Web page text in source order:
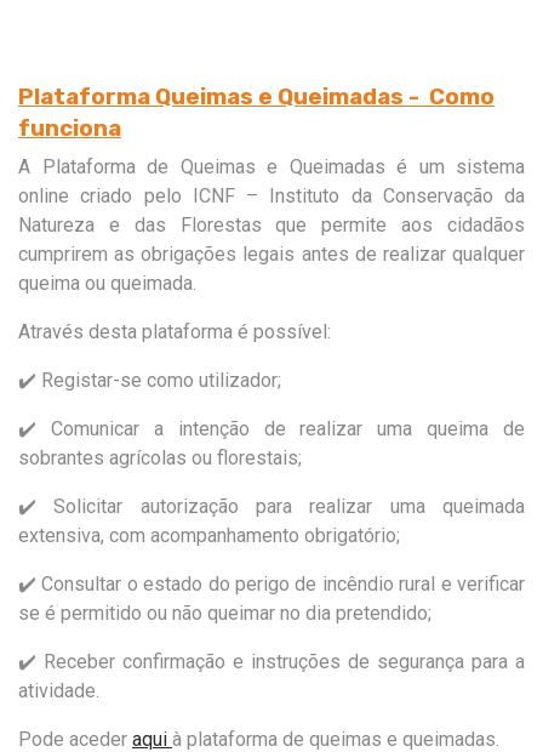
Plataforma Queimas e Queimadas - Como
funciona
A Plataforma de Queimas e Queimadas é um sistema
online criado pelo ICNF – Instituto da Conservação da
Natureza e das Florestas que permite aos cidadãos
cumprirem as obrigações legais antes de realizar qualquer
queima ou queimada.
​Através desta plataforma é possível:
​✔️ Registar-se como utilizador;
✔️ Comunicar a intenção de realizar uma queima de
sobrantes agrícolas ou florestais;
✔️ Solicitar autorização para realizar uma queimada
extensiva, com acompanhamento obrigatório;
✔️ Consultar o estado do perigo de incêndio rural e verificar
se é permitido ou não queimar no dia pretendido;
✔️ Receber confirmação e instruções de segurança para a
atividade.
Pode aceder aqui à plataforma de queimas e queimadas.